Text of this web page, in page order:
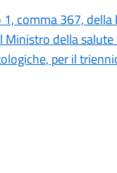
comma 367,
della
per il